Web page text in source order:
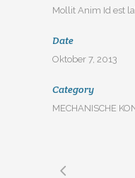
Mollit Anim Id est
Date
Oktober 7, 2013
Category
MECHANISCHE